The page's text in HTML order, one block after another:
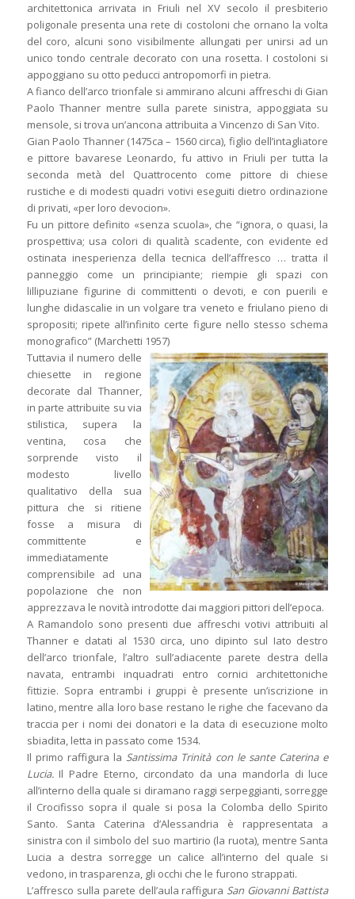
architettonica arrivata in Friuli nel XV secolo il presbiterio
poligonale presenta una rete di costoloni che ornano la volta
del coro, alcuni sono visibilmente allungati per unirsi ad un
unico tondo centrale decorato con una rosetta. I costoloni si
appoggiano su otto peducci antropomorfi in pietra.
A fianco dell’arco trionfale si ammirano alcuni affreschi di Gian
Paolo Thanner mentre sulla parete sinistra, appoggiata su
mensole, si trova un’ancona attribuita a Vincenzo di San Vito.
Gian Paolo Thanner (1475ca – 1560 circa), figlio dell’intagliatore
e pittore bavarese Leonardo, fu attivo in Friuli per tutta la
seconda metà del Quattrocento come pittore di chiese
rustiche e di modesti quadri votivi eseguiti dietro ordinazione
di privati, «per loro devocion».
Fu un pittore definito «senza scuola», che “ignora, o quasi, la
prospettiva; usa colori di qualità scadente, con evidente ed
ostinata inesperienza della tecnica dell’affresco … tratta il
panneggio come un principiante; riempie gli spazi con
lillipuziane figurine di committenti o devoti, e con puerili e
lunghe didascalie in un volgare tra veneto e friulano pieno di
spropositi; ripete all’infinito certe figure nello stesso schema
monografico” (Marchetti 1957)
Tuttavia il numero delle
chiesette in regione
decorate dal Thanner,
in parte attribuite su via
stilistica, supera la
ventina, cosa che
sorprende visto il
modesto livello
qualitativo della sua
pittura che si ritiene
fosse a misura di
committente e
immediatamente
comprensibile ad una
popolazione che non
apprezzava le novità introdotte dai maggiori pittori dell’epoca.
A Ramandolo sono presenti due affreschi votivi attribuiti al
Thanner e datati al 1530 circa, uno dipinto sul Iato destro
dell’arco trionfale, l’altro sull’adiacente parete destra della
navata, entrambi inquadrati entro cornici architettoniche
fittizie. Sopra entrambi i gruppi è presente un’iscrizione in
latino, mentre alla loro base restano le righe che facevano da
traccia per i nomi dei donatori e la data di esecuzione molto
sbiadita, letta in passato come 1534.
Il primo raffigura la Santissima Trinità con le sante Caterina e
Lucia.Il Padre Eterno, circondato da una mandorla di luce
all’interno della quale si diramano raggi serpeggianti, sorregge
il Crocifisso sopra il quale si posa la Colomba dello Spirito
Santo. Santa Caterina d’Alessandria è rappresentata a
sinistra con il simbolo del suo martirio (la ruota), mentre Santa
Lucia a destra sorregge un calice all’interno del quale si
vedono, in trasparenza, gli occhi che le furono strappati.
L’affresco sulla parete dell’aula raffigura San Giovanni Battista